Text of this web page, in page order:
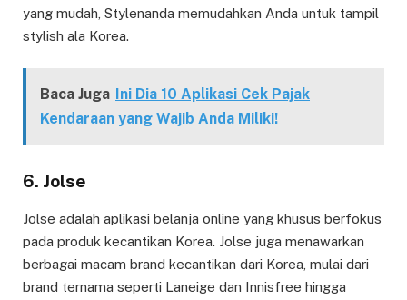
yang mudah, Stylenanda memudahkan Anda untuk tampil
stylish ala Korea.
Baca Juga
Ini Dia 10 Aplikasi Cek Pajak
Kendaraan yang Wajib Anda Miliki!
6. Jolse
Jolse adalah aplikasi belanja online yang khusus berfokus
pada produk kecantikan Korea. Jolse juga menawarkan
berbagai macam brand kecantikan dari Korea, mulai dari
brand ternama seperti Laneige dan Innisfree hingga